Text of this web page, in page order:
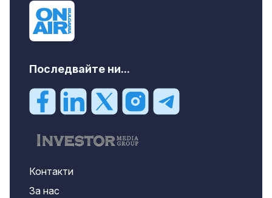
Последвайте ни...
Контакти
За нас